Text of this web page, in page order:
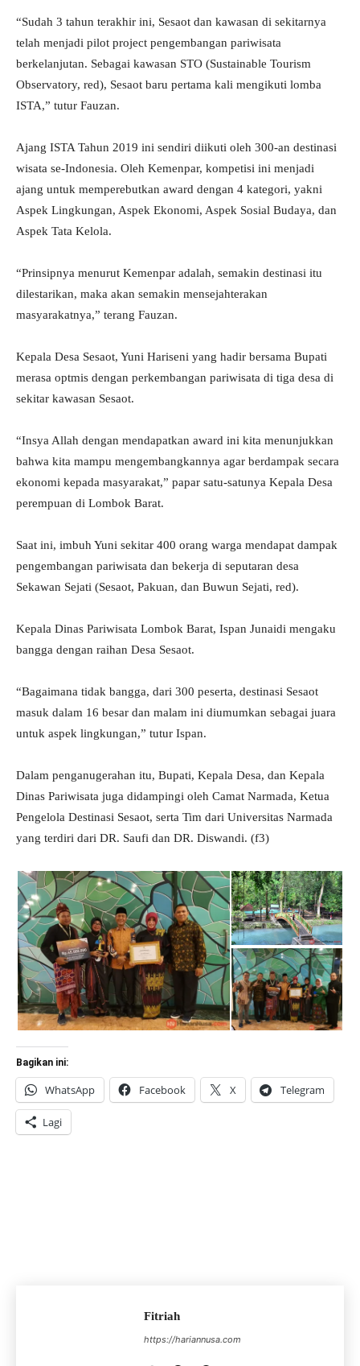
“Sudah 3 tahun terakhir ini, Sesaot dan kawasan di sekitarnya
telah menjadi pilot project pengembangan pariwisata
berkelanjutan. Sebagai kawasan STO (Sustainable Tourism
Observatory, red), Sesaot baru pertama kali mengikuti lomba
ISTA,” tutur Fauzan.
Ajang ISTA Tahun 2019 ini sendiri diikuti oleh 300-an destinasi
wisata se-Indonesia. Oleh Kemenpar, kompetisi ini menjadi
ajang untuk memperebutkan award dengan 4 kategori, yakni
Aspek Lingkungan, Aspek Ekonomi, Aspek Sosial Budaya, dan
Aspek Tata Kelola.
“Prinsipnya menurut Kemenpar adalah, semakin destinasi itu
dilestarikan, maka akan semakin mensejahterakan
masyarakatnya,” terang Fauzan.
Kepala Desa Sesaot, Yuni Hariseni yang hadir bersama Bupati
merasa optmis dengan perkembangan pariwisata di tiga desa di
sekitar kawasan Sesaot.
“Insya Allah dengan mendapatkan award ini kita menunjukkan
bahwa kita mampu mengembangkannya agar berdampak secara
ekonomi kepada masyarakat,” papar satu-satunya Kepala Desa
perempuan di Lombok Barat.
Saat ini, imbuh Yuni sekitar 400 orang warga mendapat dampak
pengembangan pariwisata dan bekerja di seputaran desa
Sekawan Sejati (Sesaot, Pakuan, dan Buwun Sejati, red).
Kepala Dinas Pariwisata Lombok Barat, Ispan Junaidi mengaku
bangga dengan raihan Desa Sesaot.
“Bagaimana tidak bangga, dari 300 peserta, destinasi Sesaot
masuk dalam 16 besar dan malam ini diumumkan sebagai juara
untuk aspek lingkungan,” tutur Ispan.
Dalam penganugerahan itu, Bupati, Kepala Desa, dan Kepala
Dinas Pariwisata juga didampingi oleh Camat Narmada, Ketua
Pengelola Destinasi Sesaot, serta Tim dari Universitas Narmada
yang terdiri dari DR. Saufi dan DR. Diswandi. (f3)
Bagikan ini:
WhatsApp Facebook X Telegram
Lagi
Fitriah
https://hariannusa.com